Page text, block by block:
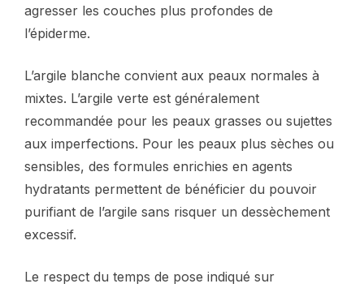
agresser les couches plus profondes de
l’épiderme.
L’argile blanche convient aux peaux normales à
mixtes. L’argile verte est généralement
recommandée pour les peaux grasses ou sujettes
aux imperfections. Pour les peaux plus sèches ou
sensibles, des formules enrichies en agents
hydratants permettent de bénéficier du pouvoir
purifiant de l’argile sans risquer un dessèchement
excessif.
Le respect du temps de pose indiqué sur